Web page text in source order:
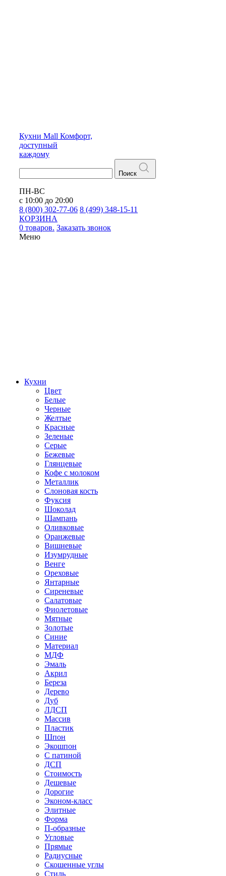
Кухни Mall Комфорт,
доступный
каждому
Поиск
ПН-ВС
с 10:00 до 20:00
8 (800) 302-77-06 8 (499) 348-15-11
КОРЗИНА
0 товаров. Заказать звонок
Меню
Кухни
Цвет
Белые
Черные
Желтые
Красные
Зеленые
Серые
Бежевые
Глянцевые
Кофе с молоком
Металлик
Слоновая кость
Фуксия
Шоколад
Шампань
Оливковые
Оранжевые
Вишневые
Изумрудные
Венге
Ореховые
Янтарные
Сиреневые
Салатовые
Фиолетовые
Мятные
Золотые
Синие
Материал
МДФ
Эмаль
Акрил
Береза
Дерево
Дуб
ЛДСП
Массив
Пластик
Шпон
Экошпон
С патиной
ДСП
Стоимость
Дешевые
Дорогие
Эконом-класс
Элитные
Форма
П-образные
Угловые
Прямые
Радиусные
Скошенные углы
Стиль